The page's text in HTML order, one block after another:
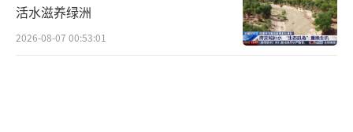
活水滋养绿洲
2026-08-07 00:53:01